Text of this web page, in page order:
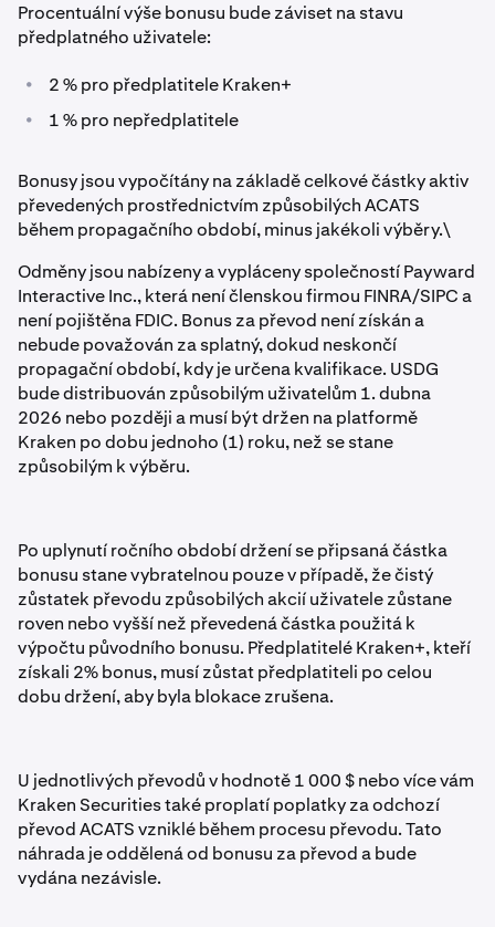
Procentuální výše bonusu bude záviset na stavu
předplatného uživatele:
• 2 % pro předplatitele Kraken+
• 1 % pro nepředplatitele
Bonusy jsou vypočítány na základě celkové částky aktiv
převedených prostřednictvím způsobilých ACATS
během propagačního období, minus jakékoli výběry.\
Odměny jsou nabízeny a vypláceny společností Payward
Interactive Inc., která není členskou firmou FINRA/SIPC a
není pojištěna FDIC. Bonus za převod není získán a
nebude považován za splatný, dokud neskončí
propagační období, kdy je určena kvalifikace. USDG
bude distribuován způsobilým uživatelům 1. dubna
2026 nebo později a musí být držen na platformě
Kraken po dobu jednoho (1) roku, než se stane
způsobilým k výběru.
Po uplynutí ročního období držení se připsaná částka
bonusu stane vybratelnou pouze v případě, že čistý
zůstatek převodu způsobilých akcií uživatele zůstane
roven nebo vyšší než převedená částka použitá k
výpočtu původního bonusu. Předplatitelé Kraken+, kteří
získali 2% bonus, musí zůstat předplatiteli po celou
dobu držení, aby byla blokace zrušena.
U jednotlivých převodů v hodnotě 1 000 $ nebo více vám
Kraken Securities také proplatí poplatky za odchozí
převod ACATS vzniklé během procesu převodu. Tato
náhrada je oddělená od bonusu za převod a bude
vydána nezávisle.